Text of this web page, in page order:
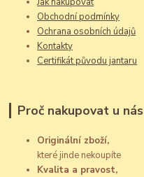
Obchodní podmínky
Ochrana osobních údajů
Kontakty
Certifikát původu jantaru
Proč nakupovat u nás
Originální zboží,
které jinde nekoupíte
Kvalita a pravost,